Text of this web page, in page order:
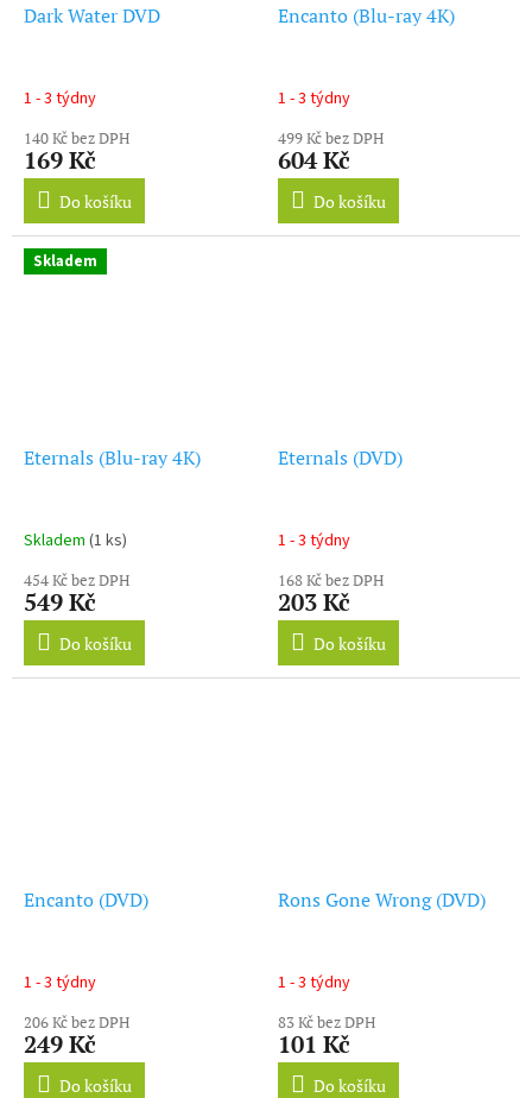
Dark Water DVD
1 - 3 týdny
140 Kč bez DPH
169 Kč
Do košíku
Encanto (Blu-ray 4K)
1 - 3 týdny
499 Kč bez DPH
604 Kč
Do košíku
Skladem
Eternals (Blu-ray 4K)
Skladem (1 ks)
454 Kč bez DPH
549 Kč
Do košíku
Eternals (DVD)
1 - 3 týdny
168 Kč bez DPH
203 Kč
Do košíku
Encanto (DVD)
1 - 3 týdny
206 Kč bez DPH
249 Kč
Do košíku
Rons Gone Wrong (DVD)
1 - 3 týdny
83 Kč bez DPH
101 Kč
Do košíku